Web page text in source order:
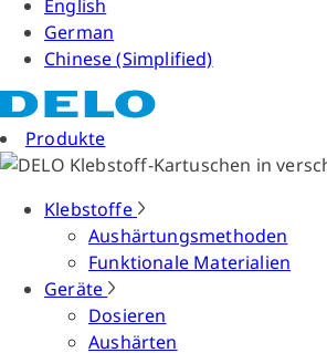
English
German
Chinese (Simplified)
Produkte
Klebstoffe
Aushärtungsmethoden
Funktionale Materialien
Geräte
Dosieren
Aushärten